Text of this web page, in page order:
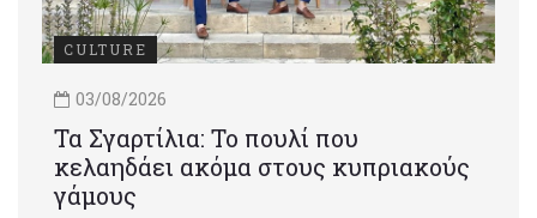
CULTURE
03/08/2026
Τα Σγαρτίλια: Το πουλί που
κελαηδάει ακόμα στους κυπριακούς
γάμους